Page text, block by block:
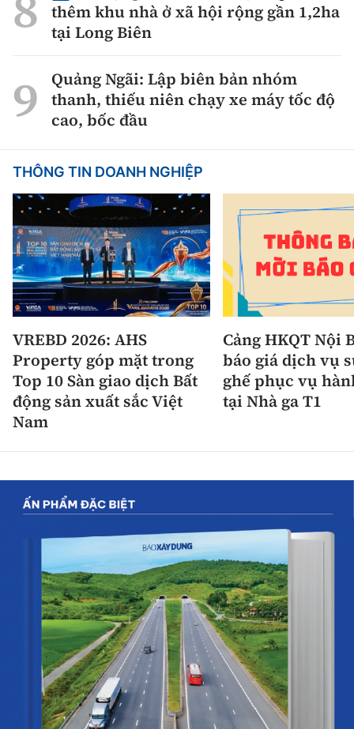
thêm khu nhà ở xã hội rộng gần 1,2ha
tại Long Biên
Quảng Ngãi: Lập biên bản nhóm
thanh, thiếu niên chạy xe máy tốc độ
cao, bốc đầu
THÔNG TIN DOANH NGHIỆP
VREBD 2026: AHS
Property góp mặt trong
Top 10 Sàn giao dịch Bất
động sản xuất sắc Việt
Nam
Cảng HKQT Nội
báo giá dịch vụ
ghế phục vụ
tại Nhà ga T1